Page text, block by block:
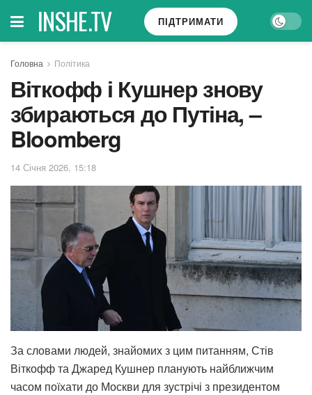
INSHE.TV ПІДТРИМАТИ
Головна Політика
Віткофф і Кушнер знову
збираються до Путіна, –
Bloomberg
14 Січня 2026, 15:18
За словами людей, знайомих з цим питанням, Стів
Віткофф та Джаред Кушнер планують найближчим
часом поїхати до Москви для зустрічі з президентом